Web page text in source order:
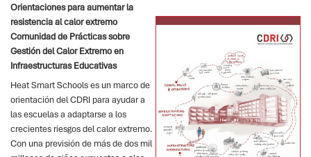
Orientaciones para aumentar la
resistencia al calor extremo
Comunidad de Prácticas sobre
Gestión del Calor Extremo en
Infraestructuras Educativas
Heat Smart Schools es un marco de
orientación del CDRI para ayudar a
las escuelas a adaptarse a los
crecientes riesgos del calor extremo.
Con una previsión de más de dos mil